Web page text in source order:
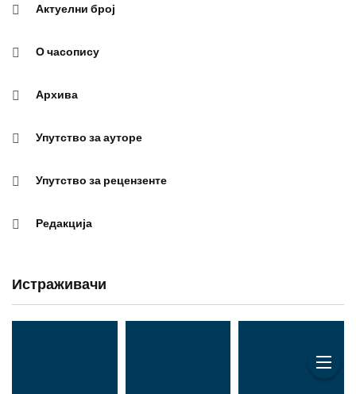
Актуелни број
О часопису
Архива
Упутство за ауторе
Упутство за рецензенте
Редакција
Истраживачи